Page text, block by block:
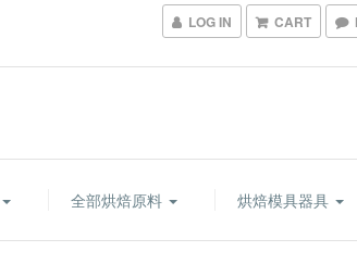
LOG IN CART
全部烘焙原料 烘焙模具器具